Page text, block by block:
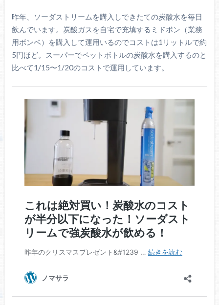
昨年、ソーダストリームを購入しできたての炭酸水を毎日
飲んでいます。炭酸ガスを自宅で充填するミドボン（業務
用ボンベ）を購入して運用いるのでコストは1リットルで約
5円ほど。スーパーでペットボトルの炭酸水を購入するのと
比べて1/15〜1/20のコストで運用しています。